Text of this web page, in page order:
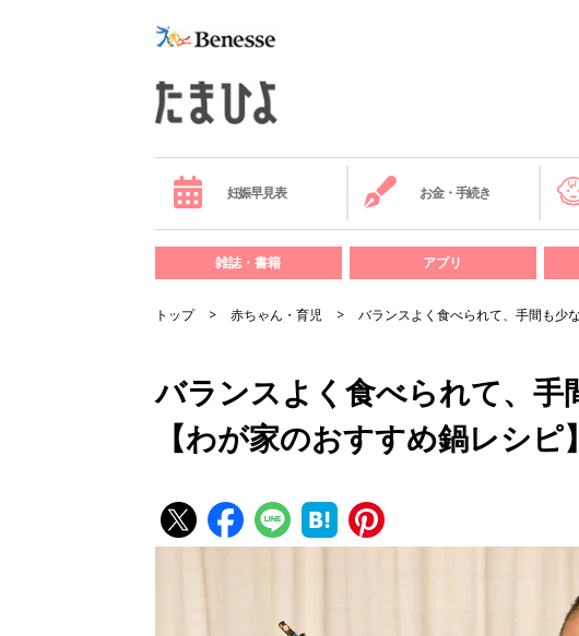
妊娠早見表 お金・手続き
雑誌・書籍 アプリ
トップ 赤ちゃん・育児 バランスよく食べられて、手間も少
バランスよく食べられて、手
【わが家のおすすめ鍋レシピ】